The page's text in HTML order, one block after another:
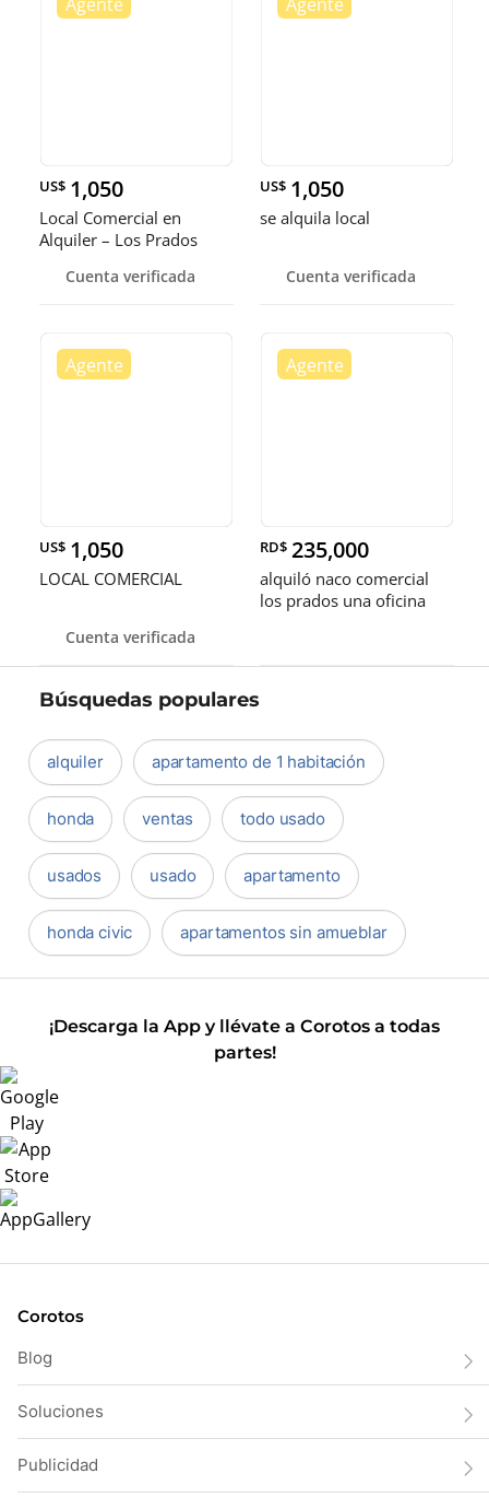
US$ 1,050
Local Comercial en
Alquiler – Los Prados
Cuenta verificada
US$ 1,050
se alquila local
Cuenta verificada
US$ 1,050
LOCAL COMERCIAL
Cuenta verificada
RD$ 235,000
alquiló naco comercial
los prados una oficina
Búsquedas populares
alquiler apartamento de 1 habitación
honda ventas todo usado
usados usado apartamento
honda civic apartamentos sin amueblar
¡Descarga la App y llévate a Corotos a todas
partes!
Corotos
Blog
Soluciones
Publicidad